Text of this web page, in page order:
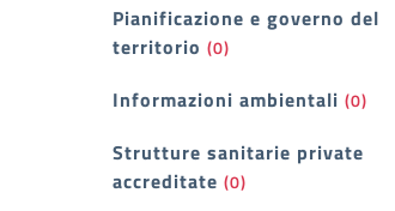
Pianificazione e governo del
territorio (0)
Informazioni ambientali (0)
Strutture sanitarie private
accreditate (0)